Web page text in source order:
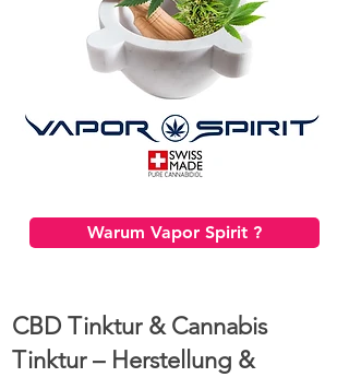
Warum Vapor Spirit ?
CBD Tinktur & Cannabis
Tinktur – Herstellung &